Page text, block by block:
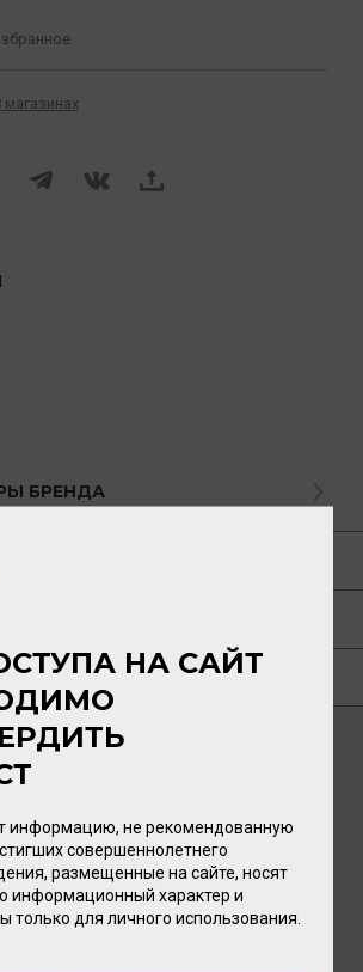
БРЕНДА
НА САЙТ
информацию, не рекомендованную
совершеннолетнего
размещенные на сайте, носят
информационный характер и
только для личного использования.